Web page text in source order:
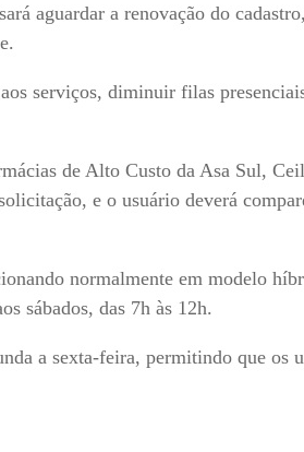
aguardar a renovação do
serviços, diminuir filas
de Alto Custo da Asa Sul,
e o usuário deverá
normalmente em modelo
sábados, das 7h às 12h.
a sexta-feira, permitindo que os